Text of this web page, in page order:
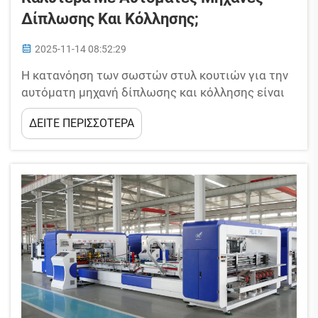
Δίπλωσης Και Κόλλησης;
2025-11-14 08:52:29
Η κατανόηση των σωστών στυλ κουτιών για την
αυτόματη μηχανή δίπλωσης και κόλλησης είναι
κρίσιμη για τη μεγιστοποίηση της απόδοσης και
της ποιότητας παραγωγής. Αυτές οι μηχανές
είναι εξαιρετικές για την επιτάχυνση των
καλύτερα με ορισμένα είδη κουτιών...
ΔΕΙΤΕ ΠΕΡΙΣΣΟΤΕΡΑ